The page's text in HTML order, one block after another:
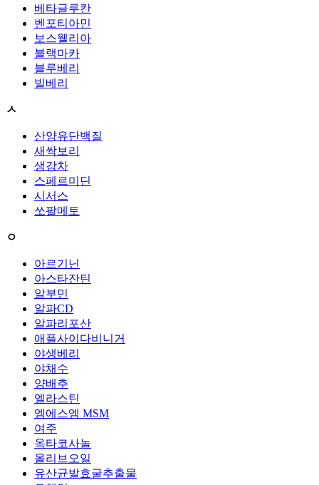
베타글루칸
벤포티아민
보스웰리아
블랙마카
블루베리
빌베리
ㅅ
산양유단백질
새싹보리
생강차
스페르미딘
시서스
쏘팔메토
ㅇ
아르기닌
아스타잔틴
알부민
알파CD
알파리포산
애플사이다비니거
야생베리
야채수
양배추
엘라스틴
엠에스엠 MSM
여주
옥타코사놀
올리브오일
유산균발효굴추출물